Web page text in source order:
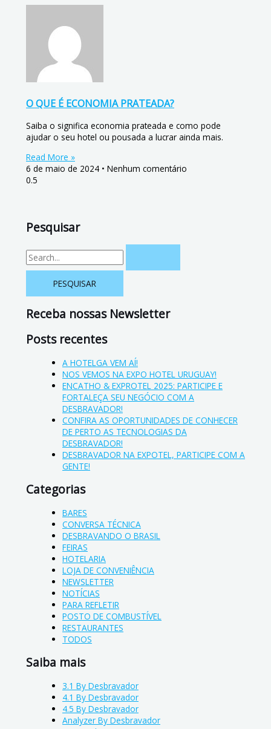
O QUE É ECONOMIA PRATEADA?
Saiba o significa economia prateada e como pode
ajudar o seu hotel ou pousada a lucrar ainda mais.
Read More »
6 de maio de 2024
Nenhum comentário
Pesquisar
Receba nossas Newsletter
Posts recentes
A HOTELGA VEM AÍ!
NOS VEMOS NA EXPO HOTEL URUGUAY!
ENCATHO & EXPROTEL 2025: PARTICIPE E
FORTALEÇA SEU NEGÓCIO COM A
DESBRAVADOR!
CONFIRA AS OPORTUNIDADES DE CONHECER
DE PERTO AS TECNOLOGIAS DA
DESBRAVADOR!
DESBRAVADOR NA EXPOTEL, PARTICIPE COM A
GENTE!
Categorias
BARES
CONVERSA TÉCNICA
DESBRAVANDO O BRASIL
FEIRAS
HOTELARIA
LOJA DE CONVENIÊNCIA
NEWSLETTER
NOTÍCIAS
PARA REFLETIR
POSTO DE COMBUSTÍVEL
RESTAURANTES
TODOS
Saiba mais
3.1 By Desbravador
4.1 By Desbravador
4.5 By Desbravador
Analyzer By Desbravador